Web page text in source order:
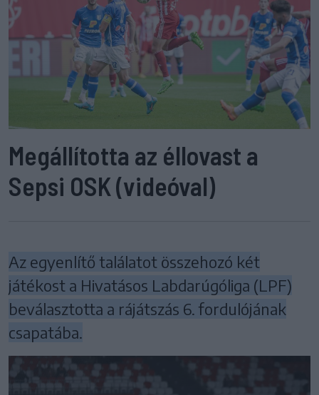
Megállította az éllovast a
Sepsi OSK (videóval)
Az egyenlítő találatot összehozó két
játékost a Hivatásos Labdarúgóliga (LPF)
beválasztotta a rájátszás 6. fordulójának
csapatába.